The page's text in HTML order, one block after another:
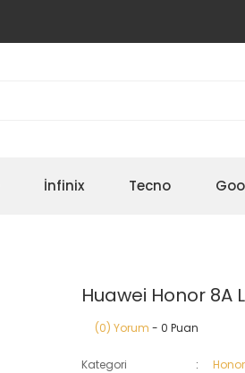
İnfinix Tecno
Huawei Honor 8A
(0) Yorum - 0 Puan
Kategori